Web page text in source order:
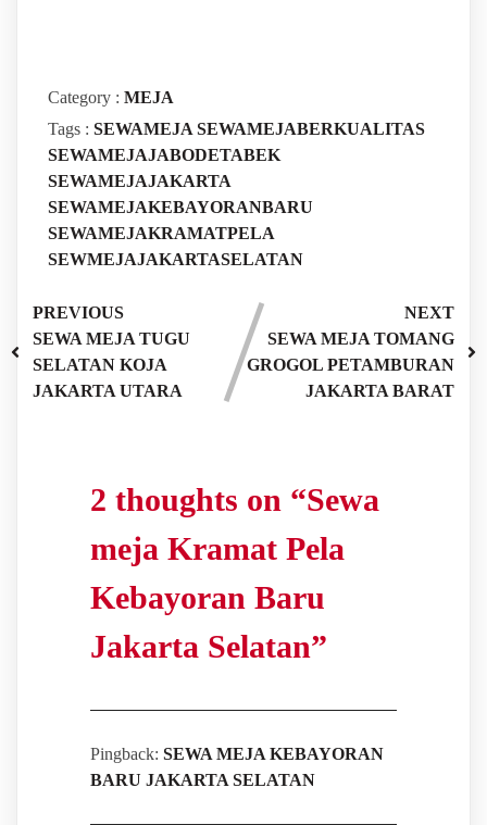
Category : MEJA
Tags : SEWAMEJA SEWAMEJABERKUALITAS
SEWAMEJAJABODETABEK
SEWAMEJAJAKARTA
SEWAMEJAKEBAYORANBARU
SEWAMEJAKRAMATPELA
SEWMEJAJAKARTASELATAN
PREVIOUS
SEWA MEJA TUGU
SELATAN KOJA
JAKARTA UTARA
NEXT
SEWA MEJA TOMANG
GROGOL PETAMBURAN
JAKARTA BARAT
2 thoughts on “Sewa
meja Kramat Pela
Kebayoran Baru
Jakarta Selatan”
Pingback: SEWA MEJA KEBAYORAN
BARU JAKARTA SELATAN